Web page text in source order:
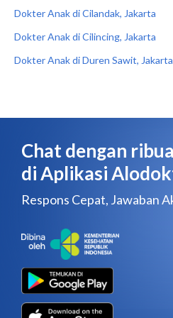
Dokter Anak di Cilandak, Jakarta
Dokter Anak di Cilincing, Jakarta
Dokter Anak di Duren Sawit, Jakarta